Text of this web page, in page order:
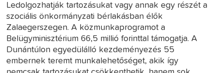
Ledolgozhatják tartozásukat vagy annak egy részét a
szociális önkormányzati bérlakásban élők
Zalaegerszegen. A közmunkaprogramot a
Belügyminisztérium 66,5 millió forinttal támogatja. A
Dunántúlon egyedülálló kezdeményezés 55
embernek teremt munkalehetőséget, akik így